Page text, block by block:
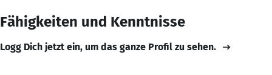
Fähigkeiten und Kenntnisse
Logg Dich jetzt ein, um das ganze Profil zu sehen.